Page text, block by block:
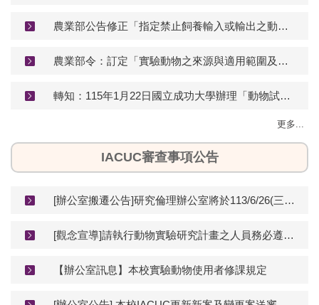
農業部公告修正「指定禁止飼養輸入或輸出之動物」(生效日期：115年5月1日)
農業部令：訂定「實驗動物之來源與適用範圍及管理辦法」
轉知：115年1月22日國立成功大學辦理「動物試驗到學術誠信與責任: 從農場動物、伴侶動物、與實驗動物說起」講座
更多...
IACUC審查事項公告
[辦公室搬遷公告]研究倫理辦公室將於113/6/26(三)起於舊育成中心1樓-R116為您服務
[觀念宣導]請執行動物實驗研究計畫之人員務必遵守實驗動物科學應用規範。
【辦公室訊息】本校實驗動物使用者修課規定